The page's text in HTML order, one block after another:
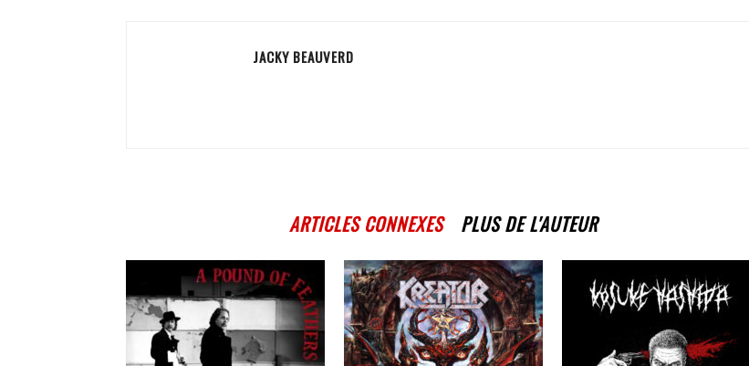
JACKY BEAUVERD
ARTICLES CONNEXES PLUS DE L'AUTEUR